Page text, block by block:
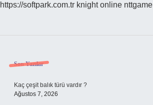
https://softpark.com.tr knight online nttgame
Sidebar
Son Yazılar
Kaç çeşit balık türü vardır ?
Ağustos 7, 2026